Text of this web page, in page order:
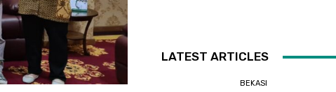
LATEST ARTICLES
BEKASI